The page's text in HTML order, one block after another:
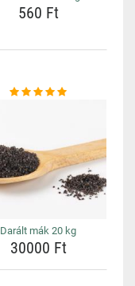
560 Ft
Darált mák 20 kg
30000 Ft